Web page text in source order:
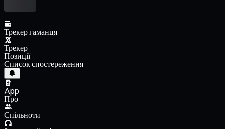
Трекер гаманця
Трекер
Позиції
Список спостереження
App
Про
Спільноти